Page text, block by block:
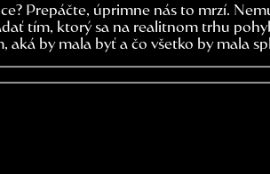
Prepáčte, úprimne nás to mrzí.
tím, ktorý sa na realitnom trhu
aká by mala byť a čo všetko by mala